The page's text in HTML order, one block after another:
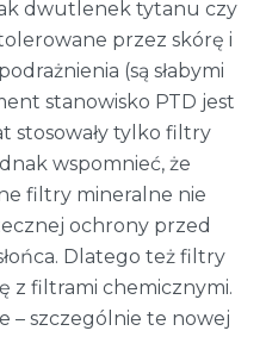
dwutlenek tytanu czy
przez skórę i
(są słabymi
stanowisko PTD jest
stosowały tylko filtry
wspomnieć, że
filtry mineralne nie
ochrony przed
Dlatego też filtry
z filtrami chemicznymi.
– szczególnie te nowej